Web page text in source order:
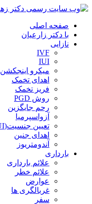
صفحه اصلی
با دکتر زارعیان
نازایی
IVF
IUI
میکرو اینجکشن
اهدای تخمک
فریز تخمک
روش PGD
رحم جایگزین
آزواسپرمیا
تعیین جنسیت(IVF-IUI)
اهدای جنین
آندومتریوز
بارداری
علائم بارداری
علائم خطر
عوارض
غربالگری ها
سفر